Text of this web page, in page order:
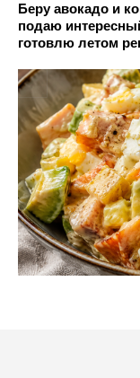
Беру авокадо и
подаю
готовлю летом